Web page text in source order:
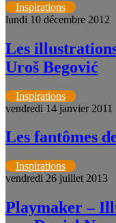
Inspirations
lundi 10 décembre 2012
Les
Uroš Begović
Inspirations
vendredi 14 janvier 2011
Les fantômes
Inspirations
vendredi 26 juillet 2013
Playmaker –